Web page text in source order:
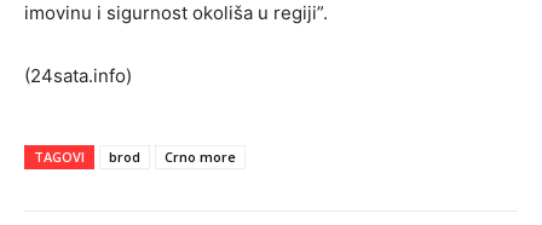
imovinu i sigurnost okoliša u regiji”.
(24sata.info)
TAGOVI brod Crno more